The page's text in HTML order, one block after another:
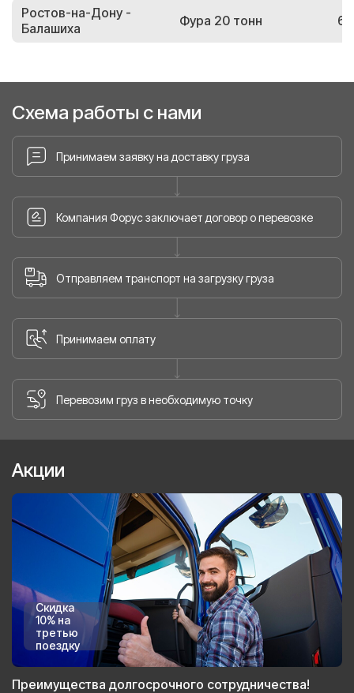
Ростов-на-Дону -
Балашиха
Фура 20 тонн
Схема работы с нами
Принимаем заявку на доставку груза
Компания Форус заключает договор о перевозке
Отправляем транспорт на загрузку груза
Принимаем оплату
Перевозим груз в необходимую точку
Акции
Скидка
10% на
третью
поездку
Преимущества долгосрочного сотрудничества!